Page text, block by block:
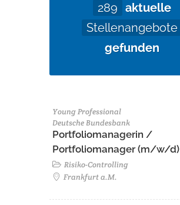
289 aktuelle
Stellenangebote
gefunden
Young Professional
Deutsche Bundesbank
Portfoliomanagerin /
Portfoliomanager (m/w/d)
Risiko-Controlling
Frankfurt a.M.